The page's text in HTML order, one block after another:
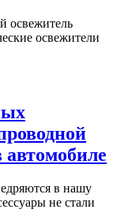
освежитель
освежители
в нашу
не стали